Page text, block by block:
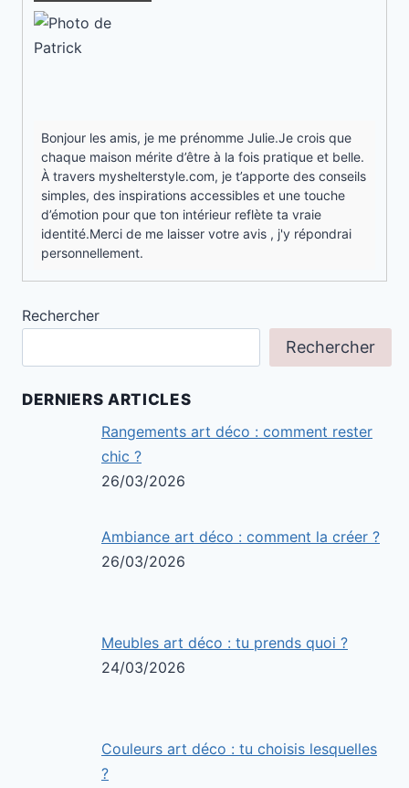
Bonjour les amis, je me prénomme Julie.Je crois que
chaque maison mérite d’être à la fois pratique et belle.
À travers myshelterstyle.com, je t’apporte des conseils
simples, des inspirations accessibles et une touche
d’émotion pour que ton intérieur reflète ta vraie
identité.Merci de me laisser votre avis , j'y répondrai
personnellement.
Rechercher
Rechercher
DERNIERS ARTICLES
Rangements art déco : comment rester
chic ?
26/03/2026
Ambiance art déco : comment la créer ?
26/03/2026
Meubles art déco : tu prends quoi ?
24/03/2026
Couleurs art déco : tu choisis lesquelles
?